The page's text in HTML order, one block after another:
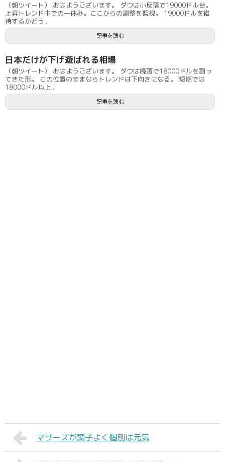
（朝ツイート） おはようございます。 ダウは小反落で19000ドル台。
上昇トレンド中での一休み。ここからの調整を監視。 19000ドルを維
持するかどう...
記事を読む
日本だけが下げ遊ばれる相場
（朝ツイート） おはようございます。 ダウは続落で18000ドルを割っ
てきた形。 この位置のままならトレンドは下向きになる。 短期では
18000ドル以上...
記事を読む
マザーズが調子よく個別は元気